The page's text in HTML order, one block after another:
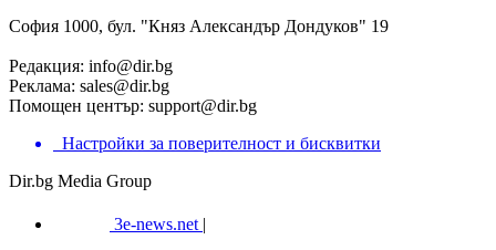
София 1000, бул. "Княз Александър Дондуков" 19
Редакция: info@dir.bg
Реклама: sales@dir.bg
Помощен център: support@dir.bg
Настройки за поверителност и бисквитки
Dir.bg Media Group
3e-news.net |